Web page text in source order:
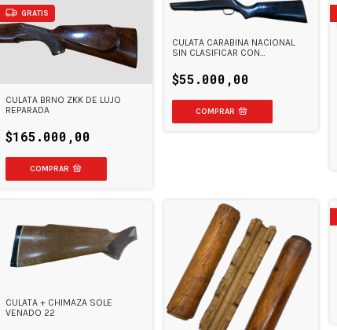
GRATIS
CULATA BRNO ZKK DE LUJO
REPARADA
$165.000,00
CULATA CARABINA NACIONAL
SIN CLASIFICAR CON
$55.000,00
CULATA + CHIMAZA SOLE
VENADO 22